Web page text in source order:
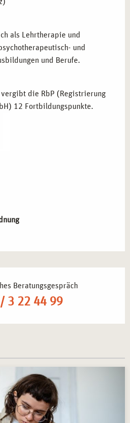
Therapeut*innen
therapeutische Haltung
, die
NACH DEM
eröffnen vielseitige
in die therapeutische
in Beratung und Therapie.
therapeutischen Identität
Einrichtungen und
der erlernten Methoden in
und systemischen
von Workshops und
eigener Programme für
amSeminar in
als Lehrtherapie und
und
und Berufe.
die RbP (Registrierung
12 Fortbildungspunkte.
Beratungsgespräch
3 22 44 99